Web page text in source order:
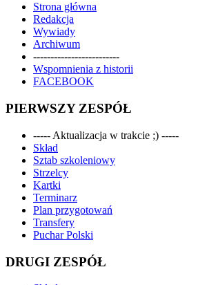
Strona główna
Redakcja
Wywiady
Archiwum
-------------------------
Wspomnienia z historii
FACEBOOK
PIERWSZY ZESPÓŁ
----- Aktualizacja w trakcie ;) -----
Skład
Sztab szkoleniowy
Strzelcy
Kartki
Terminarz
Plan przygotowań
Transfery
Puchar Polski
DRUGI ZESPÓŁ